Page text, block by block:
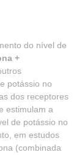
do nível de
+
potássio no
dos receptores
estimulam a
de potássio no
em estudos
(combinada